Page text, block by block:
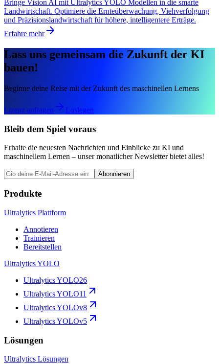
Bringe Vision AI mit Ultralytics YOLO Modellen in die smarte
Landwirtschaft. Optimiere die Ernteüberwachung, Viehverfolgung
und Präzisionslandwirtschaft für höhere, intelligentere Erträge.
Erfahre mehr
Lass uns gemeinsam die Zukunft der KI
bauen!
Beginne deine Reise mit der Zukunft des maschinellen Lernens
Lizenz anfragen Loslegen
Bleib dem Spiel voraus
Erhalte die neuesten Nachrichten und Einblicke zu KI und
maschinellem Lernen – unser monatlicher Newsletter bietet alles!
Abonnieren
Produkte
Ultralytics Plattform
Annotieren
Trainieren
Bereitstellen
Ultralytics YOLO
Ultralytics YOLO26
Ultralytics YOLO11
Ultralytics YOLOv8
Ultralytics YOLOv5
Lösungen
Ultralytics Lösungen